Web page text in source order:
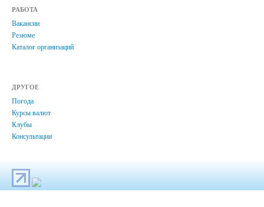
РАБОТА
Вакансии
Резюме
Каталог организаций
ДРУГОЕ
Погода
Курсы валют
Клубы
Консультации